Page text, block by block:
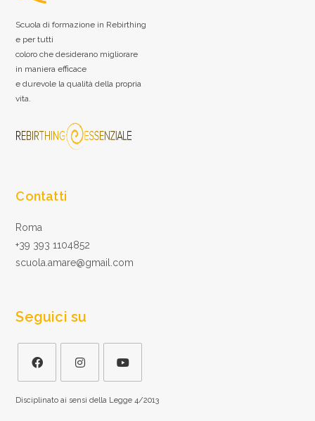
Scuola di formazione in Rebirthing
e per tutti
coloro che desiderano migliorare
in maniera efficace
e durevole la qualità della propria
vita.
Contatti
Roma
+39 393 1104852
scuola.amare@gmail.com
Seguici su
Disciplinato ai sensi della Legge 4/2013